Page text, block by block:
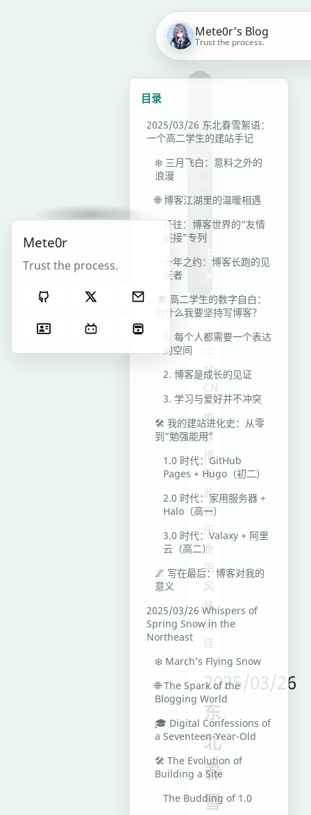
Mete0r's Blog
Trust the process.
Mete0r
Trust the process.
25日
（二）
日常
:::
zh-
CN
推
荐
搭
配
此
音
乐
食
用，
风
味
更
佳
2025/03/26
东
北
春
雪
目录
2025/03/26 东北春雪絮语：
一个高二学生的建站手记
❄️ 三月飞白：意料之外的
浪漫
🌐 博客江湖里的温暖相遇
开往：博客世界的“友情
链接”专列
十年之约：博客长跑的见
证者
🎓 高二学生的数字自白：
为什么我要坚持写博客？
1. 每个人都需要一个表达
的空间
2. 博客是成长的见证
3. 学习与爱好并不冲突
🛠️ 我的建站进化史：从零
到“勉强能用”
1.0 时代：GitHub
Pages + Hugo（初二）
2.0 时代：家用服务器 +
Halo（高一）
3.0 时代：Valaxy + 阿里
云（高二）
🌌 写在最后：博客对我的
意义
2025/03/26 Whispers of
Spring Snow in the
Northeast
❄️ March’s Flying Snow
🌐 The Spark of the
Blogging World
🎓 Digital Confessions of
a Seventeen-Year-Old
🛠️ The Evolution of
Building a Site
The Budding of 1.0